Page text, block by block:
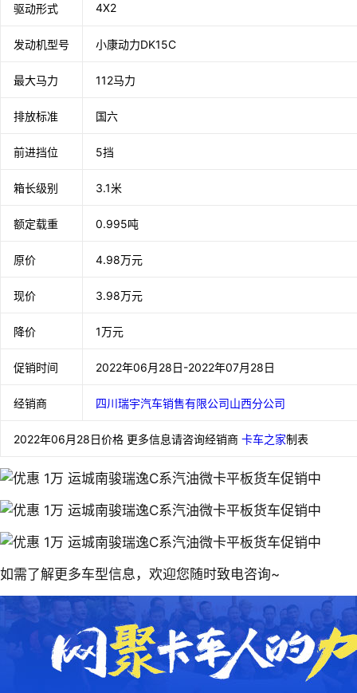
驱动形式 4X2
发动机型号 小康动力DK15C
最大马力 112马力
排放标准 国六
前进挡位 5挡
箱长级别 3.1米
额定载重 0.995吨
原价 4.98万元
现价 3.98万元
降价 1万元
促销时间 2022年06月28日-2022年07月28日
经销商 四川瑞宇汽车销售有限公司山西分公司
2022年06月28日价格 更多信息请咨询经销商 卡车之家制表
如需了解更多车型信息，欢迎您随时致电咨询~